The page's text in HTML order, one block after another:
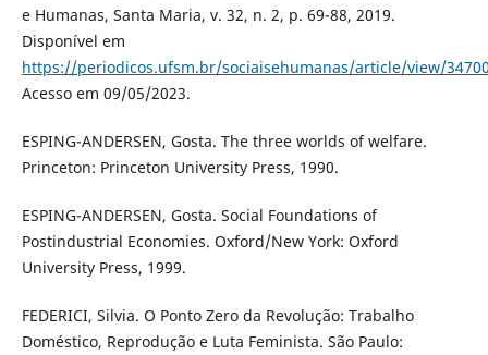
e Humanas, Santa Maria, v. 32, n. 2, p. 69-88, 2019.
Disponível em
https://periodicos.ufsm.br/sociaisehumanas/article/view/
Acesso em 09/05/2023.
ESPING-ANDERSEN, Gosta. The three worlds of welfare.
Princeton: Princeton University Press, 1990.
ESPING-ANDERSEN, Gosta. Social Foundations of
Postindustrial Economies. Oxford/New York: Oxford
University Press, 1999.
FEDERICI, Silvia. O Ponto Zero da Revolução: Trabalho
Doméstico, Reprodução e Luta Feminista. São Paulo: